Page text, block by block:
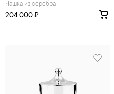
Чашка из серебра
204 000 ₽